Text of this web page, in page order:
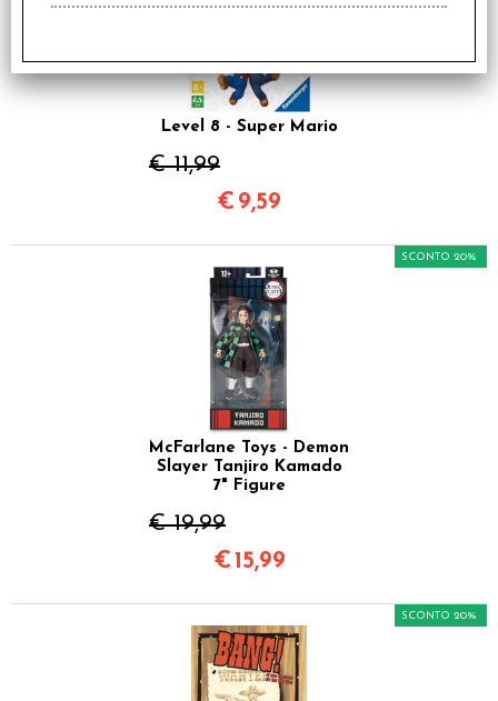
Level 8 - Super Mario
€ 11,99
€ 9,59
McFarlane Toys - Demon
Slayer Tanjiro Kamado
7" Figure
€ 19,99
SCONTO 20%
€ 15,99
SCONTO 20%